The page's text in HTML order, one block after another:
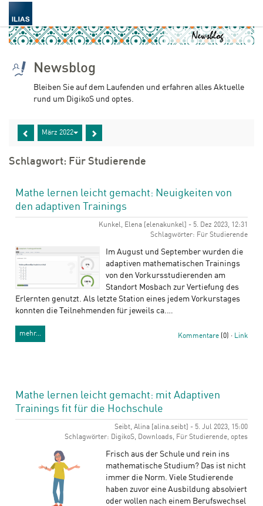
Newsblog
Bleiben Sie auf dem Laufenden und erfahren alles Aktuelle
rund um DigikoS und optes.
März 2022
Schlagwort: Für Studierende
Mathe lernen leicht gemacht: Neuigkeiten von
den adaptiven Trainings
Kunkel, Elena [elenakunkel] - 5. Dez 2023, 12:31
Schlagwörter: Für Studierende
Im August und September wurden die
adaptiven mathematischen Trainings
von den Vorkursstudierenden am
Standort Mosbach zur Vertiefung des
Erlernten genutzt. Als letzte Station eines jedem Vorkurstages
konnten die Teilnehmenden für jeweils ca.…
mehr… Kommentare (0) · Link
Mathe lernen leicht gemacht: mit Adaptiven
Trainings fit für die Hochschule
Seibt, Alina [alina.seibt] - 5. Jul 2023, 15:00
Schlagwörter: DigikoS, Downloads, Für Studierende, optes
Frisch aus der Schule und rein ins
mathematische Studium? Das ist nicht
immer die Norm. Viele Studierende
haben zuvor eine Ausbildung absolviert
oder wollen nach einem Berufswechsel